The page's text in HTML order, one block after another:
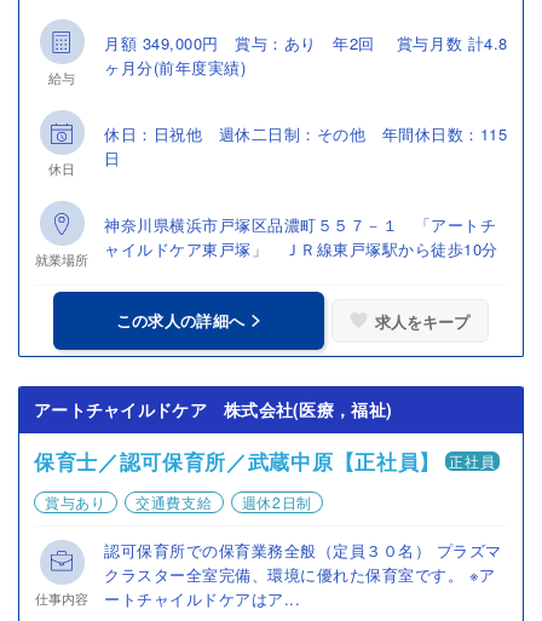
給与
月額 349,000円 賞与：あり 年2回 賞与月数 計4.8
ヶ月分(前年度実績)
休日
休日：日祝他 週休二日制：その他 年間休日数：115
日
就業場所
神奈川県横浜市戸塚区品濃町５５７－１ 「アートチ
ャイルドケア東戸塚」 ＪＲ線東戸塚駅から徒歩10分
この求人の詳細へ 求人をキープ
アートチャイルドケア 株式会社(医療，福祉)
保育士／認可保育所／武蔵中原【正社員】
正社員
賞与あり
交通費支給 週休2日制
仕事内容
認可保育所での保育業務全般（定員３０名） プラズマ
クラスター全室完備、環境に優れた保育室です。 ※ア
ートチャイルドケアはア...